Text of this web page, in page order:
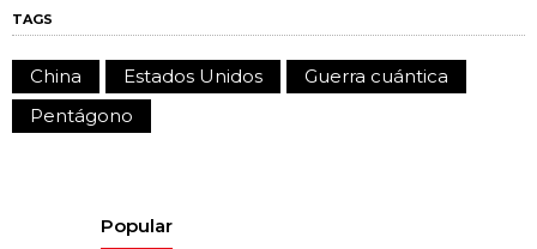
TAGS
China Estados Unidos
Guerra cuántica
Pentágono
Popular